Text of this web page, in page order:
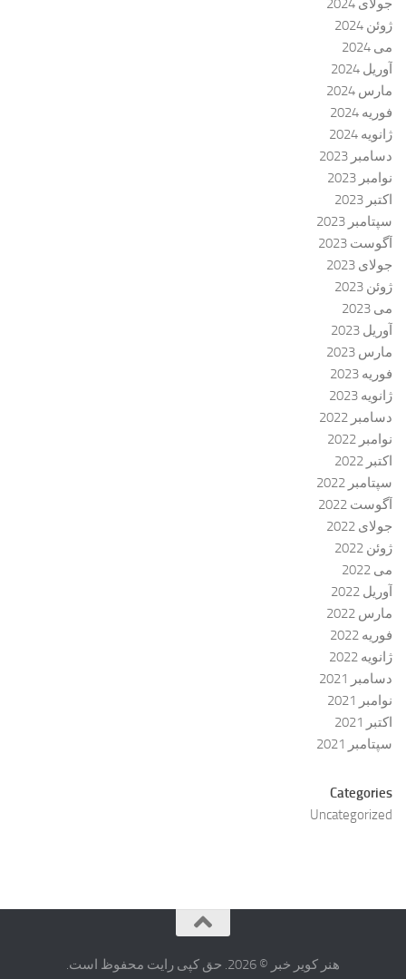
جولای 2024
ژوئن 2024
می 2024
آوریل 2024
مارس 2024
فوریه 2024
ژانویه 2024
دسامبر 2023
نوامبر 2023
اکتبر 2023
سپتامبر 2023
آگوست 2023
جولای 2023
ژوئن 2023
می 2023
آوریل 2023
مارس 2023
فوریه 2023
ژانویه 2023
دسامبر 2022
نوامبر 2022
اکتبر 2022
سپتامبر 2022
آگوست 2022
جولای 2022
ژوئن 2022
می 2022
آوریل 2022
مارس 2022
فوریه 2022
ژانویه 2022
دسامبر 2021
نوامبر 2021
اکتبر 2021
سپتامبر 2021
Categories
Uncategorized
هنر کویر خبر © 2026. حق کپی رایت محفوظ است.